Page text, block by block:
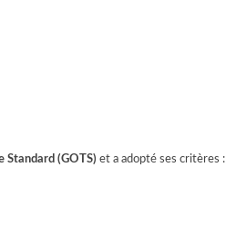
Standard (GOTS) et a adopté ses critères :